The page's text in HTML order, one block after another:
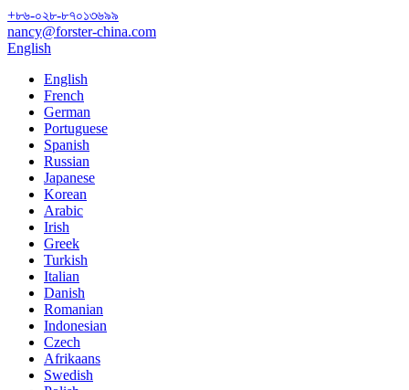
+৮৬-০২৮-৮৭০১৩৬৯৯
nancy@forster-china.com
English
English
French
German
Portuguese
Spanish
Russian
Japanese
Korean
Arabic
Irish
Greek
Turkish
Italian
Danish
Romanian
Indonesian
Czech
Afrikaans
Swedish